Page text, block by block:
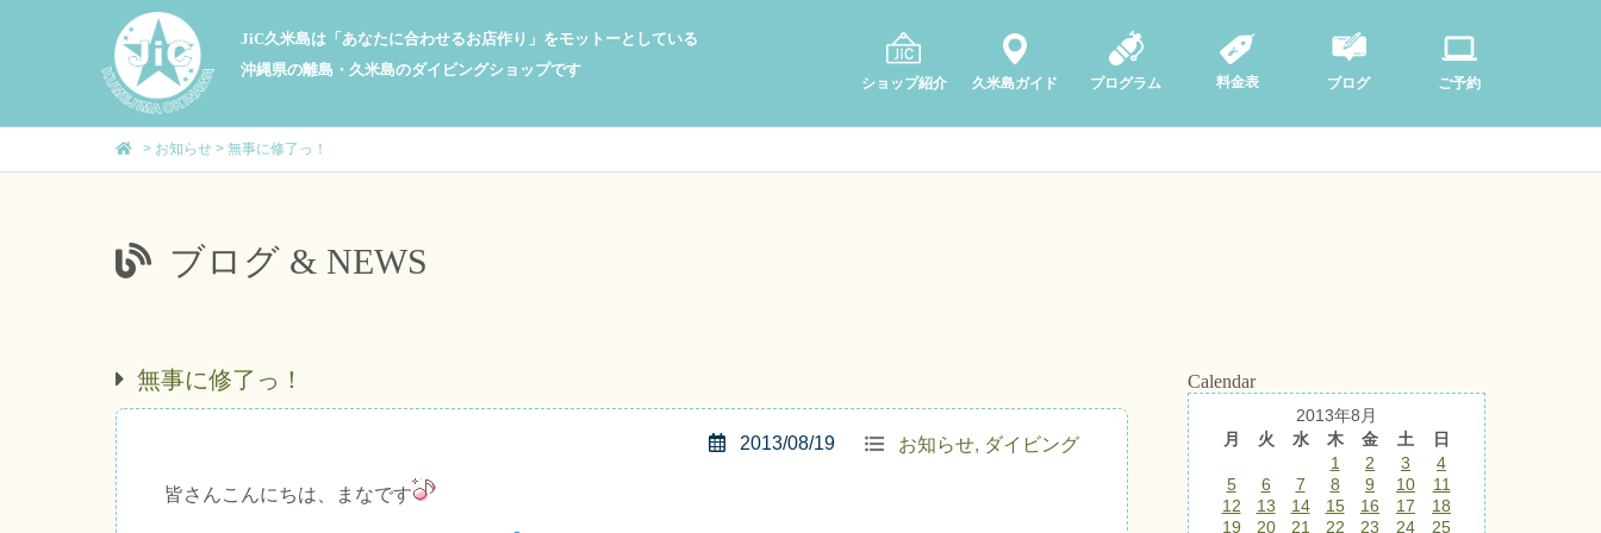
JiC久米島は「あなたに合わせるお店作り」をモットーとしている
沖縄県の離島・久米島のダイビングショップです
ショップ紹介 久米島ガイド プログラム 料金表 ブログ ご予約
> お知らせ > 無事に修了っ！
ブログ & NEWS
無事に修了っ！
お知らせ, ダイビング
2013/08/19
皆さんこんにちは、まなです
Calendar
2013年8月
月
火 水 木 金 土
日
1
2 3
4
5
6 7 8 9 10
11
12
13 14 15 16 17
18
19
20 21 22 23 24 25